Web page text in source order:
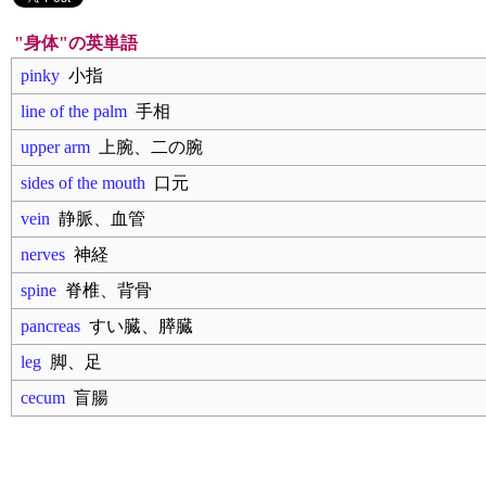
"身体"の英単語
pinky 小指
line of the palm 手相
upper arm 上腕、二の腕
sides of the mouth 口元
vein 静脈、血管
nerves 神経
spine 脊椎、背骨
pancreas すい臓、膵臓
leg 脚、足
cecum 盲腸